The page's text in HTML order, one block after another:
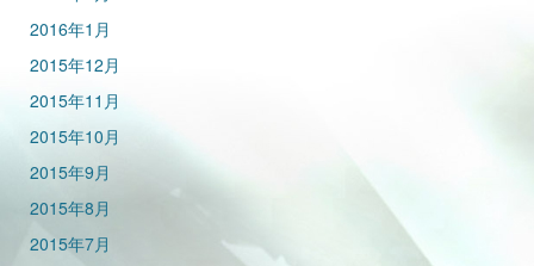
2016年1月
2015年12月
2015年11月
2015年10月
2015年9月
2015年8月
2015年7月